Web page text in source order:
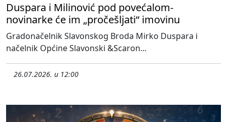
Duspara i Milinović pod povećalom-
novinarke će im „pročešljati“ imovinu
Gradonačelnik Slavonskog Broda Mirko Duspara i
načelnik Općine Slavonski &Scaron...
26.07.2026. u 12:00